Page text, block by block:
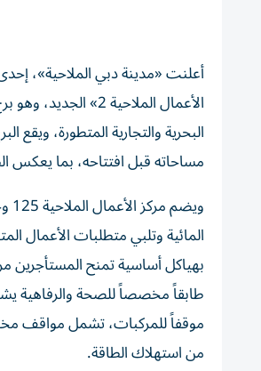
أعلنت «مدينة دبي الملاحية»،
مساحاته قبل افتتاحه، بما يعكس
المائية وتلبي متطلبات الأعمال
بهياكل أساسية تمنح
موقفاً للمركبات، تشمل مواقف
من استهلاك الطاقة.